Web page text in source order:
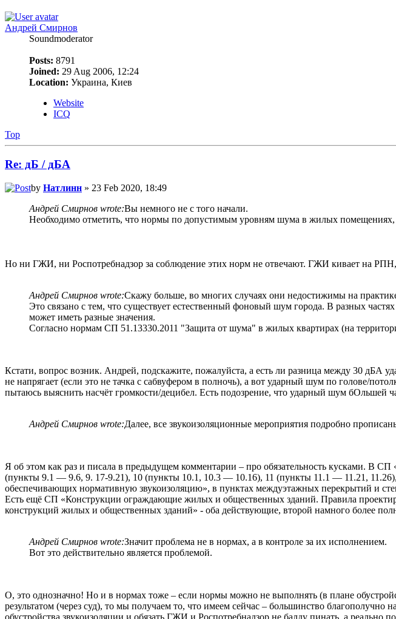
Андрей Смирнов
Soundmoderator
Posts: 8791
Joined: 29 Aug 2006, 12:24
Location: Украина, Киев
Website
ICQ
Top
Re: дБ / дБА
by Натлинн » 23 Feb 2020, 18:49
Андрей Смирнов wrote:Вы немного не с того начали.
Необходимо отметить, что нормы по допустимым уровням шума в жилых помещениях,
Но ни ГЖИ, ни Роспотребнадзор за соблюдение этих норм не отвечают. ГЖИ кивает на
Андрей Смирнов wrote:Скажу больше, во многих случаях они недостижимы на
Это связано с тем, что существует естественный фоновый шум города. В разных
может иметь разные значения.
Согласно нормам СП 51.13330.2011 "Защита от шума" в жилых квартирах (на
Кстати, вопрос возник. Андрей, подскажите, пожалуйста, а есть ли разница между 30 дБА
не напрягает (если это не тачка с сабвуфером в полночь), а вот ударный шум по голове/
пытаюсь выяснить насчёт громкости/децибел. Есть подозрение, что ударный шум бОльшей
Андрей Смирнов wrote:Далее, все звукоизоляционные мероприятия подробно
Я об этом как раз и писала в предыдущем комментарии – про обязательность кусками. В
(пункты 9.1 — 9.6, 9. 17-9.21), 10 (пункты 10.1, 10.3 — 10.16), 11 (пункты 11.1 — 11.21,
обеспечивающих нормативную звукоизоляцию», в пунктах междуэтажных перекрытий и
Есть ещё СП «Конструкции ограждающие жилых и общественных зданий. Правила
конструкций жилых и общественных зданий» - оба действующие, второй намного более
Андрей Смирнов wrote:Значит проблема не в нормах, а в контроле за их исполнением.
Вот это действительно является проблемой.
О, это однозначно! Но и в нормах тоже – если нормы можно не выполнять (в плане
результатом (через суд), то мы получаем то, что имеем сейчас – большинство
обустройства звукоизоляции и обязать ГЖИ и Роспотребнадзор не балду пинать, а реально